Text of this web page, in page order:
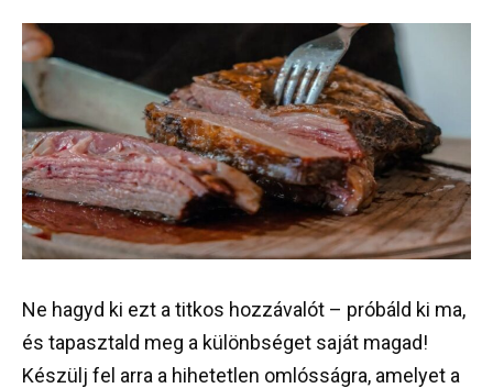
Ne hagyd ki ezt a titkos hozzávalót – próbáld ki ma,
és tapasztald meg a különbséget saját magad!
Készülj fel arra a hihetetlen omlósságra, amelyet a